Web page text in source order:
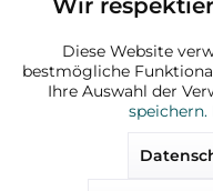
Funktionale
Marketing
Wir
Diese Website
bestmögliche
Ihre Auswahl der
speichern.